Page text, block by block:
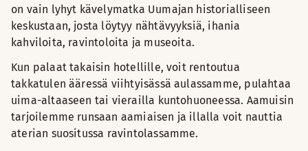
on vain lyhyt kävelymatka Uumajan historialliseen
keskustaan, josta löytyy nähtävyyksiä, ihania
kahviloita, ravintoloita ja museoita.
Kun palaat takaisin hotellille, voit rentoutua
takkatulen ääressä viihtyisässä aulassamme, pulahtaa
uima-altaaseen tai vierailla kuntohuoneessa. Aamuisin
tarjoilemme runsaan aamiaisen ja illalla voit nauttia
aterian suositussa ravintolassamme.